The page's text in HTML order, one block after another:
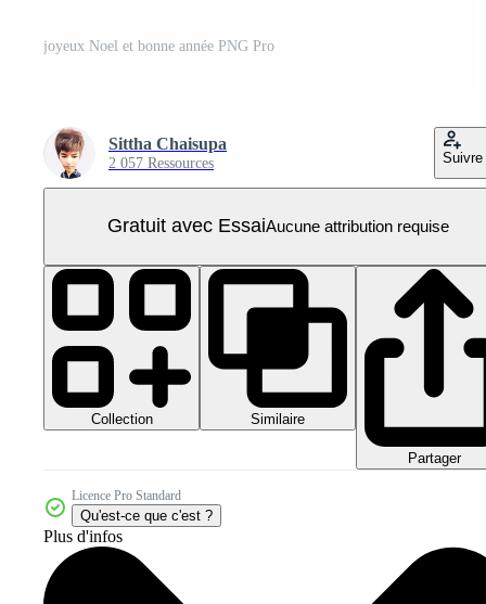
joyeux Noel et bonne année PNG Pro
Sittha Chaisupa
2 057 Ressources Suivre
Gratuit avec EssaiAucune attribution requise
Collection Similaire
Partager
Licence Pro Standard
Qu'est-ce que c'est ?
Plus d'infos